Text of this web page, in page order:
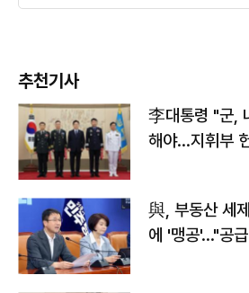
추천기사
李대통령 "군,
해야…지휘부
與, 부동산 세
에 '맹공'…"공